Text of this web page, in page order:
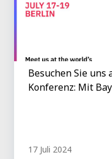
Besuchen Sie uns
Konferenz: Mit
17 Juli 2024